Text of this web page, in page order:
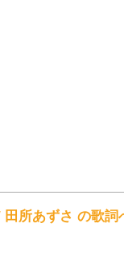
所あずさ の歌詞